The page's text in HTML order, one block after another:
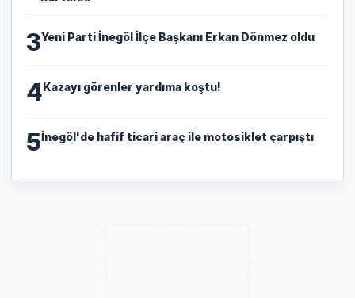
3Yeni Parti İnegöl İlçe Başkanı Erkan Dönmez oldu
4Kazayı görenler yardıma koştu!
5İnegöl'de hafif ticari araç ile motosiklet çarpıştı